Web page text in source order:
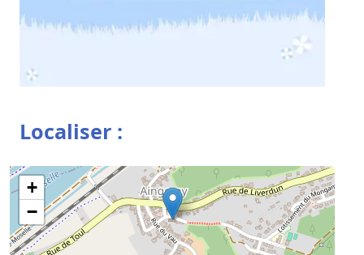
Localiser :
+
−